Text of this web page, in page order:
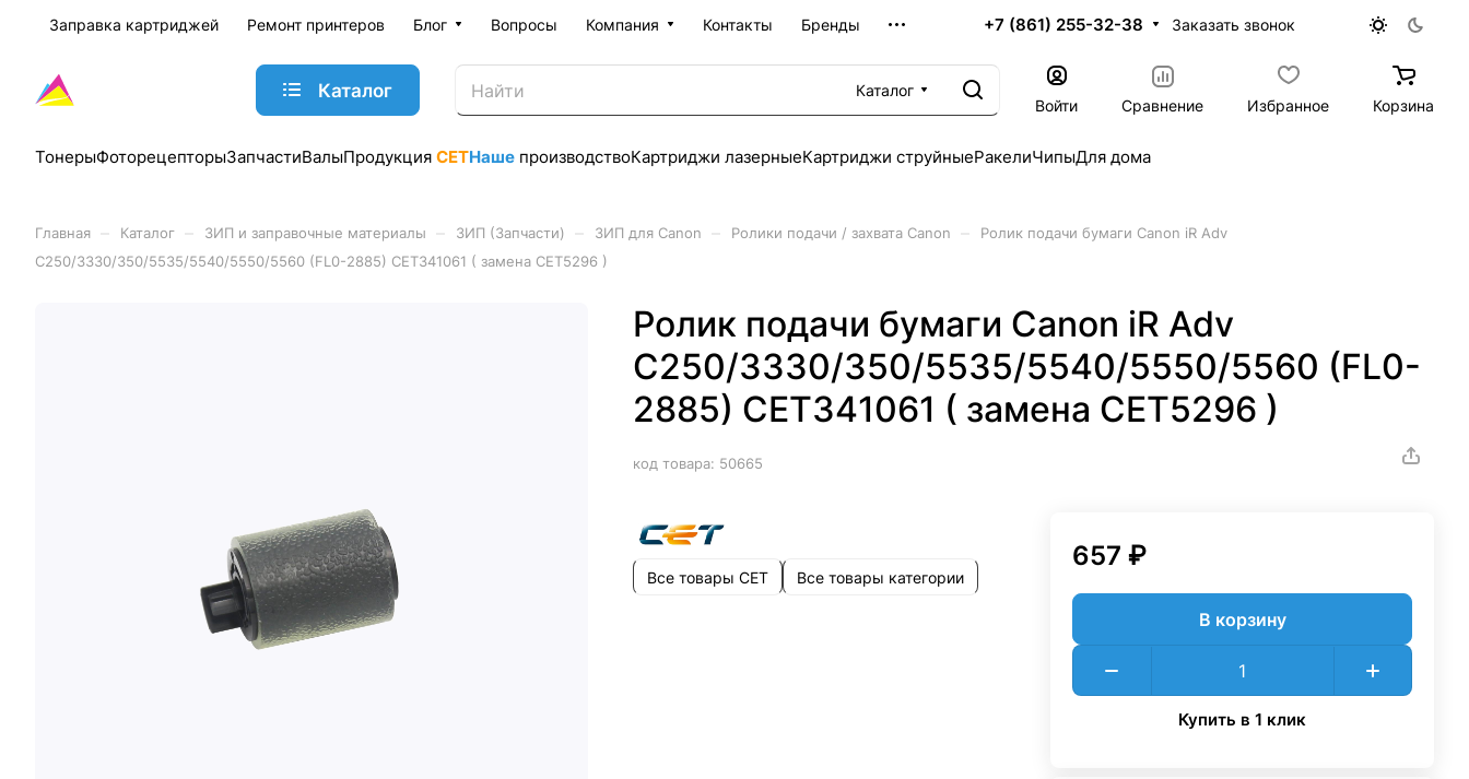
Заправка картриджей Ремонт принтеров Блог Вопросы Компания Контакты Бренды +7 (861) 255-32-38 Заказать звонок
Каталог
Каталог
Войти
Сравнение Избранное Корзина
ТонерыФоторецепторыЗапчастиВалыПродукция CETНаше производствоКартриджи лазерныеКартриджи струйныеРакелиЧипыДля дома
Главная Каталог ЗИП и заправочные материалы ЗИП (Запчасти) ЗИП для Canon Ролики подачи / захвата Canon
Ролик подачи бумаги Canon iR Adv
C250/3330/350/5535/5540/5550/5560 (FL0-2885) CET341061 ( замена CET5296 )
Ролик подачи бумаги Canon iR Adv
C250/3330/350/5535/5540/5550/5560 (FL0-
2885) CET341061 ( замена CET5296 )
код товара: 50665
Все товары CET Все товары категории
657 ₽
В корзину
Купить в 1 клик